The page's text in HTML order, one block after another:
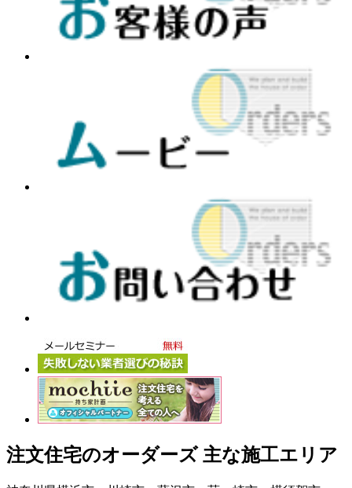
注文住宅のオーダーズ 主な施工エリア